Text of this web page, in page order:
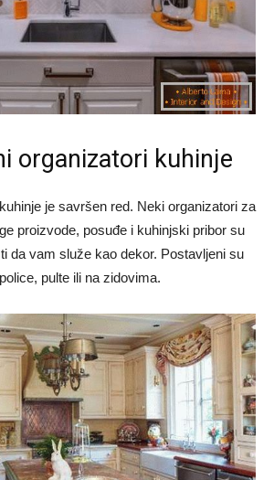
organizatori kuhinje
je savršen red. Neki organizatori za
proizvode, posuđe i kuhinjski pribor su
da vam služe kao dekor. Postavljeni su
pulte ili na zidovima.